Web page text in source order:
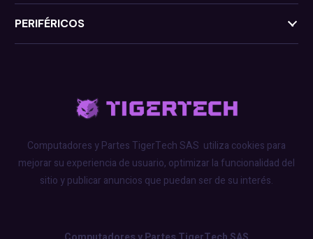
PERIFÉRICOS
Computadores y Partes TigerTech SAS utiliza cookies para
mejorar su experiencia de usuario, optimizar la funcionalidad del
sitio y publicar anuncios que puedan ser de su interés.